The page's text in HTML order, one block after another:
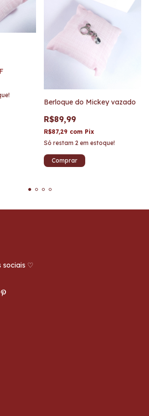
Berloque do Mickey vazado
R$89,99
R$87,29 com Pix
Só restam 2 em estoque!
sociais ♡